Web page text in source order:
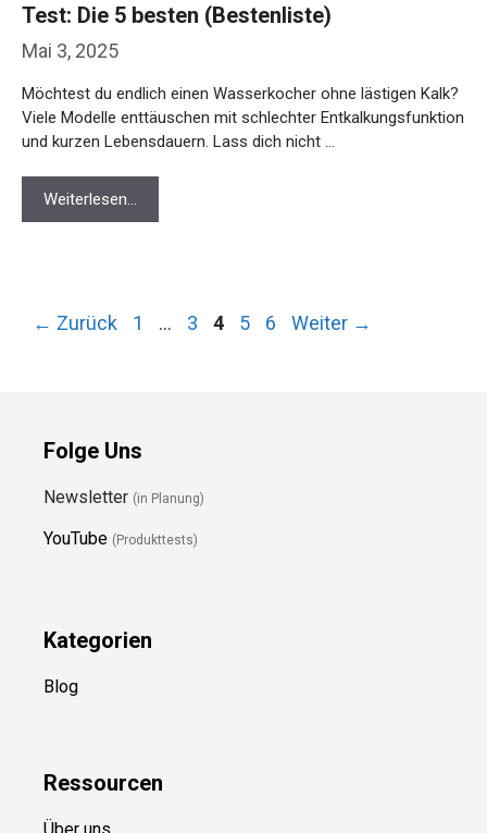
Mai 3, 2025
Test: Die 5 besten (Bestenliste)
Möchtest du endlich einen Wasserkocher ohne lästigen Kalk?
Viele Modelle enttäuschen mit schlechter Entkalkungsfunktion
und kurzen Lebensdauern. Lass dich nicht …
Weiterlesen…
← Zurück Seite
1 … Seite
3 Seite
4 Seite
5 Seite
6 Weiter →
Folge Uns
Newsletter (in Planung)
YouTube (Produkttests)
Kategorien
Blog
Ressourcen